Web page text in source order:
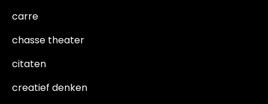
carre
chasse theater
citaten
creatief denken